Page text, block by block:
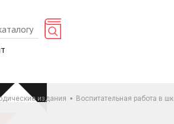
издания Воспитательная работа в